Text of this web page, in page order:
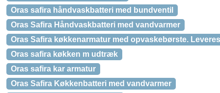
Oras safira håndvaskbatteri med bundventil
Oras Safira Håndvaskbatteri med vandvarmer
Oras Safira køkkenarmatur med opvaskebørste.
Oras safira køkken m udtræk
Oras safira kar armatur
Oras Safira Køkkenbatteri med vandvarmer